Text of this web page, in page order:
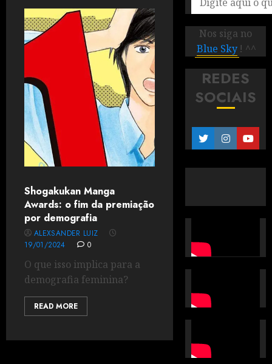
Shogakukan Manga
Awards: o fim da premiação
por demografia
ALEXSANDER LUIZ
19/01/2024
0
O que isso implica para a
demografia feminina?
READ MORE
Nos siga no
Blue Sky ! ^^
REDES
SOCIAIS